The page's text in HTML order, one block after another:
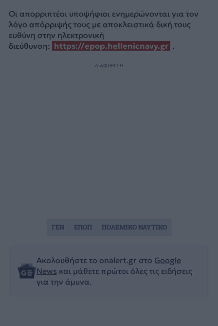
Οι απορριπτέοι υποψήφιοι ενημερώνονται για τον
λόγο απόρριψής τους με αποκλειστικά δική τους
ευθύνη στην ηλεκτρονική
διεύθυνση: https://epop.hellenicnavy.gr .
ΔΙΑΦΗΜΙΣΗ
Ακολουθήστε το onalert.gr στο Google
News και μάθετε πρώτοι όλες τις ειδήσεις
για την άμυνα.
ΓΕΝ ΕΠΟΠ ΠΟΛΕΜΙΚΟ ΝΑΥΤΙΚΟ